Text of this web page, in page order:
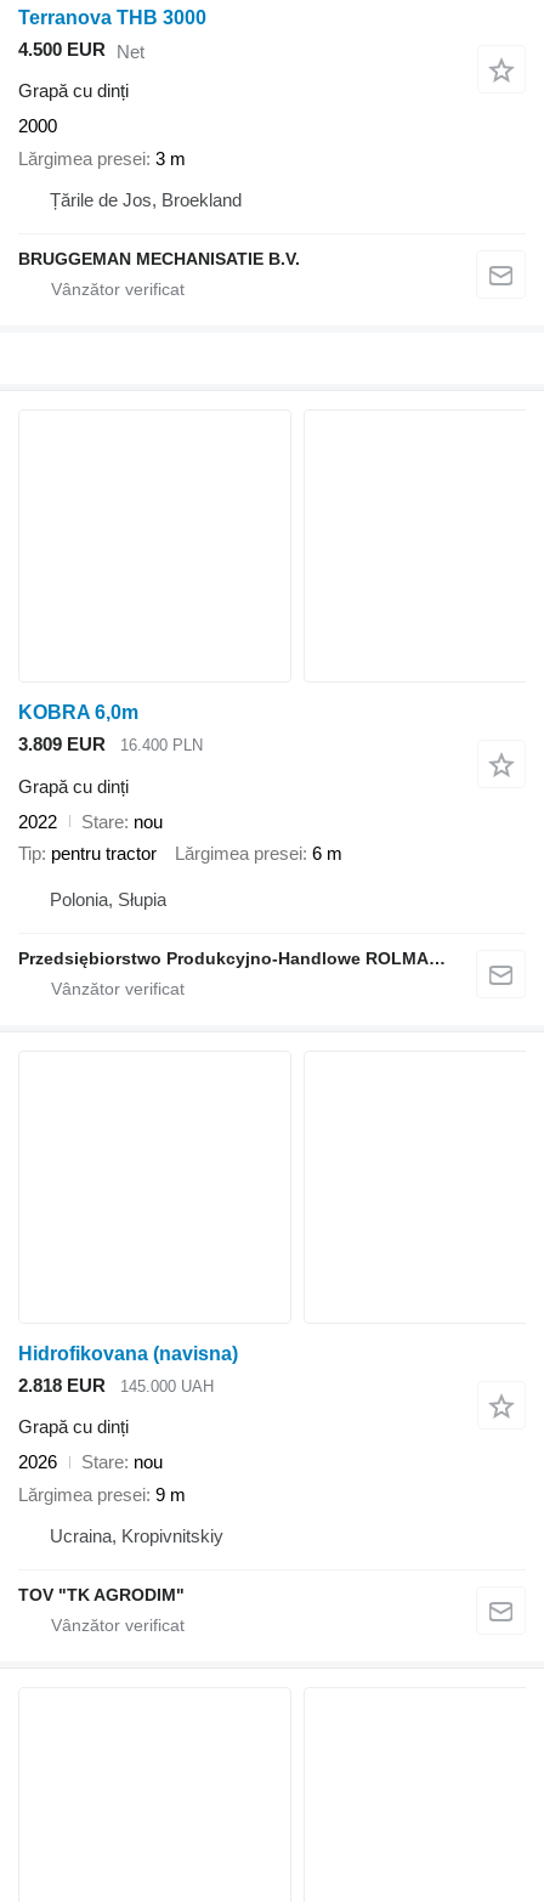
Terranova THB 3000
4.500 EUR
Net
Grapă cu dinți
2000
Lărgimea presei 3 m
Țările de Jos, Broekland
BRUGGEMAN MECHANISATIE B.V.
KOBRA 6,0m
3.809 EUR
16.400 PLN
Grapă cu dinți
2022
Stare nou
Tip pentru tractor Lărgimea presei 6 m
Polonia, Słupia
Przedsiębiorstwo Produkcyjno-Handlowe ROLMAPOL Marcin Dziekan
Hidrofikovana (navisna)
2.818 EUR
145.000 UAH
Grapă cu dinți
2026
Stare nou
Lărgimea presei 9 m
Ucraina, Kropivnitskiy
TOV "TK AGRODIM"